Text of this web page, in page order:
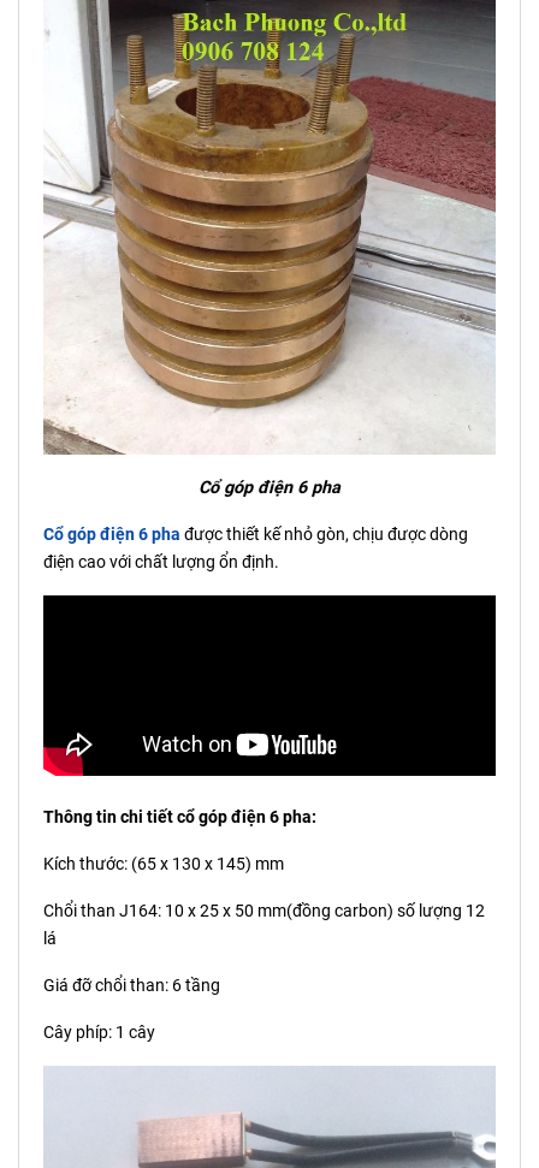
Cổ góp điện 6 pha
Cổ góp điện 6 pha được thiết kế nhỏ gòn, chịu được dòng
điện cao với chất lượng ổn định.
Thông tin chi tiết cổ góp điện 6 pha:
Kích thước: (65 x 130 x 145) mm
Chổi than J164: 10 x 25 x 50 mm(đồng carbon) số lượng 12
lá
Giá đỡ chổi than: 6 tầng
Cây phíp: 1 cây